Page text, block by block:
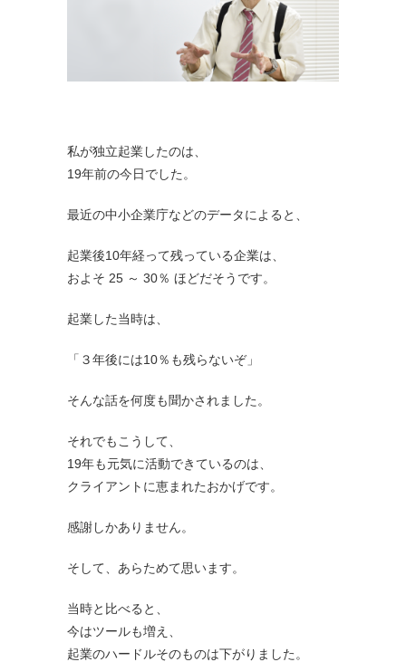
私が独立起業したのは、
19年前の今日でした。
最近の中小企業庁などのデータによると、
起業後10年経って残っている企業は、
およそ 25 ～ 30％ ほどだそうです。
起業した当時は、
「３年後には10％も残らないぞ」
そんな話を何度も聞かされました。
それでもこうして、
19年も元気に活動できているのは、
クライアントに恵まれたおかげです。
感謝しかありません。
そして、あらためて思います。
当時と比べると、
今はツールも増え、
起業のハードルそのものは下がりました。